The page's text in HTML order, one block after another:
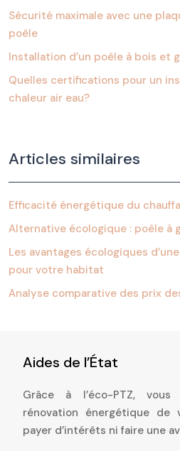
Sécurité maximale avec une
poêle
Installation d’un poêle à bois et
Quelles certifications pour un
chaleur air eau?
Articles similaires
Efficacité énergétique du
Alternative écologique : poêle à
Les avantages écologiques
pour votre habitat
Analyse comparative des prix
Aides de l’État
Grâce à l’éco-PTZ,
rénovation énergétique de
payer d’intérêts ni faire une